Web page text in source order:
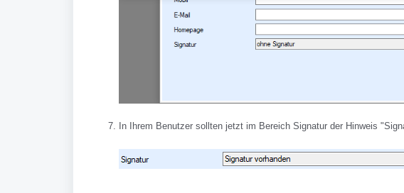
In Ihrem Benutzer sollten jetzt im Bereich Signatur der Hinweis